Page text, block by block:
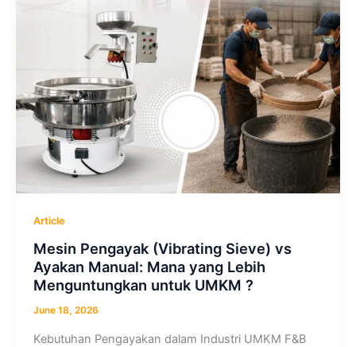
Article
Mesin Pengayak (Vibrating Sieve) vs
Ayakan Manual: Mana yang Lebih
Menguntungkan untuk UMKM ?
June 18, 2026
Kebutuhan Pengayakan dalam Industri UMKM F&B